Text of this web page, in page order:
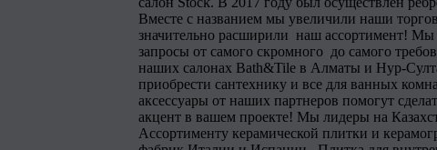
Вместе с названием мы увеличили наши
значительно расширили наш ассортимент! Мы
запросы от самого скромного до самого
наших салонах Bath&Tile в Алматы и Нур-
приобрести сантехнику и все для ванных
аксессуары от наших партнеров помогут
акцент в вашем проекте! Мы лидеры на
Ассортименту керамической плитки и